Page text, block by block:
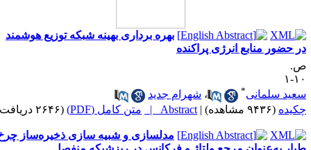
بهره برداری بهینه شبکه توزیع هوشمند
حضور منابع انرژی پراکنده
۱
سلمانی
،شهرام جدید
(۹۴۳۶ مشاهده) |
Abstract | متن کامل (PDF) (۲۶۴۶ دریافت)
مدلسازی و شبیه سازی ذخیره‌ساز چرخ